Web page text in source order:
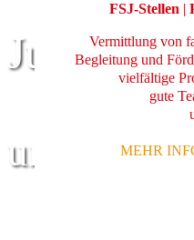
Jugend
und
FSJ-Stellen |
Vermittlung von
Begleitung und
vielfältige
gute
MEHR